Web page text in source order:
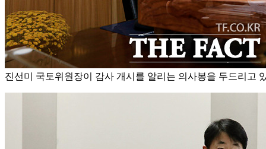
진선미 국토위원장이 감사 개시를 알리는 의사봉을 두드리고